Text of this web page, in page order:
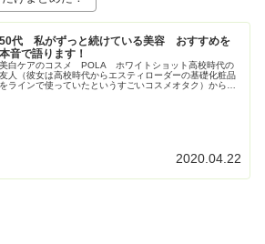
50代 私がずっと続けている美容 おすすめを
本音で語ります！
美白ケアのコスメ POLA ホワイトショット高校時代の
友人（彼女は高校時代からエスティローダーの基礎化粧品
をラインで使っていたというすごいコスメオタク）からす
2020.04.22